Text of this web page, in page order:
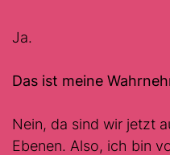
Ja.
Das ist meine
Nein, da sind wir jetzt
Ebenen. Also, ich bin